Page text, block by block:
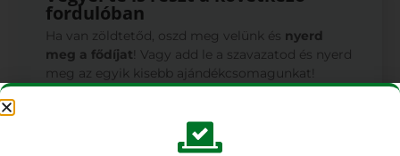
fordulóban
Ha van zöldtetőd, oszd meg velünk és nyerd
meg a fődíjat ! Vagy add le a szavazatod és nyerd
meg az egyik kisebb ajándékcsomagunkat!